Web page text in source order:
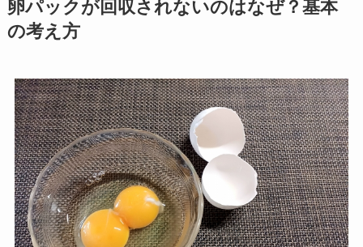
卵パックが回収されないのはなぜ？基本
の考え方